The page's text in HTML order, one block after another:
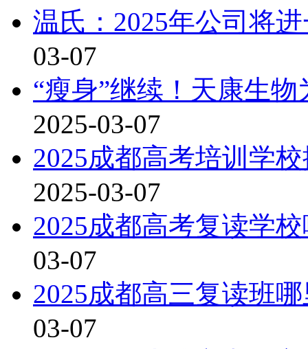
温氏：2025年公司将
03-07
“瘦身”继续！天康生
2025-03-07
2025成都高考培训学
2025-03-07
2025成都高考复读学
03-07
2025成都高三复读班
03-07